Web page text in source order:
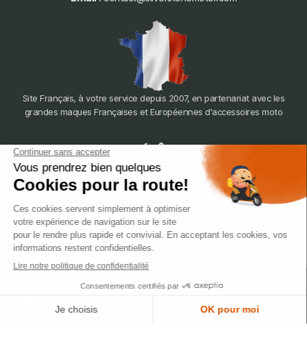
Site Français, à votre service depuis 2007, en partenariat avec les
grandes maques Françaises et Européennes d'accessoires moto
388 Av. Charles de Gaulle, 69200 Vénissieux
© 2007-2025 Silverstone Motor